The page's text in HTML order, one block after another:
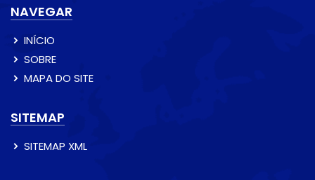
NAVEGAR
INÍCIO
SOBRE
MAPA DO SITE
SITEMAP
SITEMAP XML